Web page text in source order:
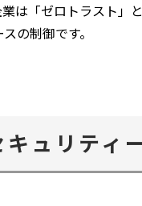
は「ゼロトラスト」
の制御です。
ュリティ